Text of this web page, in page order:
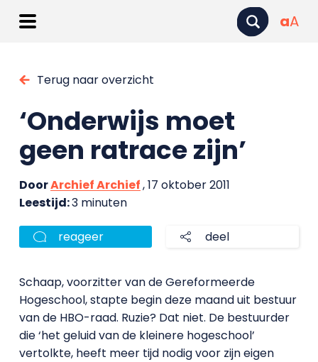
aA
Terug naar overzicht
‘Onderwijs moet
geen ratrace zijn’
DoorArchief Archief, 17 oktober 2011
Leestijd:3 minuten
reageer deel
Schaap, voorzitter van de Gereformeerde
Hogeschool, stapte begin deze maand uit bestuur
van de HBO-raad. Ruzie? Dat niet. De bestuurder
die ‘het geluid van de kleinere hogeschool’
vertolkte, heeft meer tijd nodig voor zijn eigen